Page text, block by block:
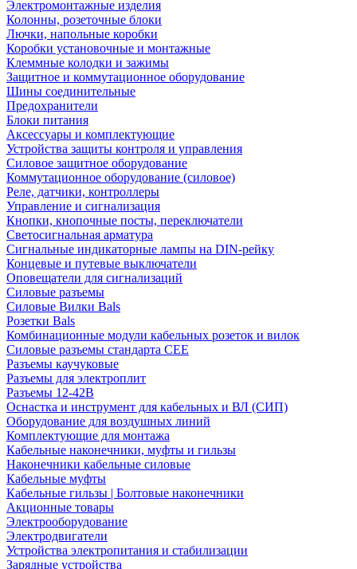
Электромонтажные изделия
Колонны, розеточные блоки
Лючки, напольные коробки
Коробки установочные и монтажные
Клеммные колодки и зажимы
Защитное и коммутационное оборудование
Шины соединительные
Предохранители
Блоки питания
Аксессуары и комплектующие
Устройства защиты контроля и управления
Силовое защитное оборудование
Коммутационное оборудование (силовое)
Реле, датчики, контроллеры
Управление и сигнализация
Кнопки, кнопочные посты, переключатели
Светосигнальная арматура
Сигнальные индикаторные лампы на DIN-рейку
Концевые и путевые выключатели
Оповещатели для сигнализаций
Силовые разъемы
Силовые Вилки Bals
Розетки Bals
Комбинационные модули кабельных розеток и вилок
Силовые разъемы стандарта CEE
Разъемы каучуковые
Разъемы для электроплит
Разъемы 12-42В
Оснастка и инструмент для кабельных и ВЛ (СИП)
Оборудование для воздушных линий
Комплектующие для монтажа
Кабельные наконечники, муфты и гильзы
Наконечники кабельные силовые
Кабельные муфты
Кабельные гильзы | Болтовые наконечники
Акционные товары
Электрооборудование
Электродвигатели
Устройства электропитания и стабилизации
Зарядные устройства